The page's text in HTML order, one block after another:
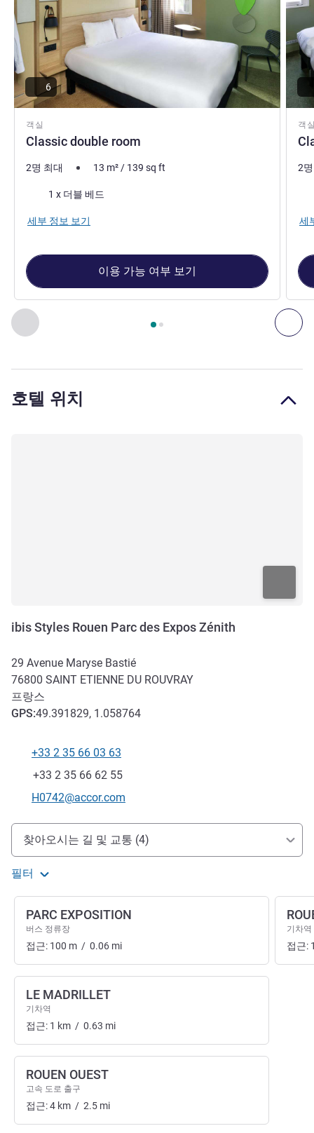
이전 - 객실 다
2/ 페이지 , 객실 1 : Classic double room , 객실 2 : Classic
객실
Classic double room
6
2명 최대 13 m²/ 139 sq ft
1 x 더블 베드
세부 정보 보기
이용 가능 여부 보기
객
2
세
호텔 위치
ibis Styles Rouen Parc des Expos Zénith
29 Avenue Maryse Bastié
76800 SAINT ETIENNE DU ROUVRAY
프랑스
GPS:49.391829, 1.058764
전화
+33 2 35 66 03 63
팩스
+33 2 35 66 62 55
E-mail
H0742@accor.com
호텔 접근 및 교통
찾아오시는 길 및 교통 (4)
필터
PARC EXPOSITION
버스 정류장
접근: 100 m / 0.06 mi
LE MADRILLET
기차역
접근: 1 km / 0.63 mi
ROUEN OUEST
고속 도로 출구
접근:4 km / 2.5 mi
기차역
접근: